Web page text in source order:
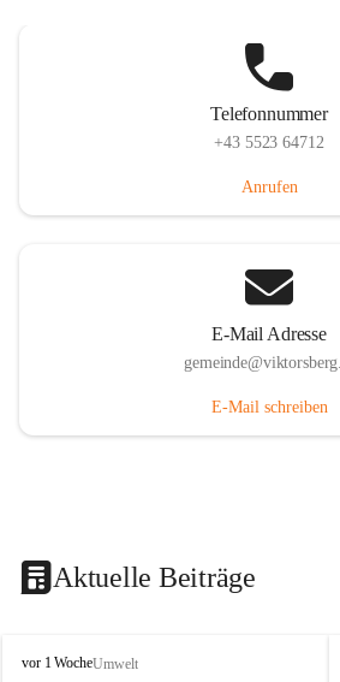
Telefonnummer
+43 5523 64712
Anrufen
E-Mail Adresse
E-Mail schreiben
Aktuelle Beiträge
V
vor 1 WocheUmwelt